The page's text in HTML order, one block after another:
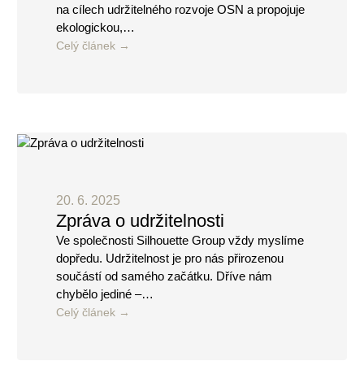
na cílech udržitelného rozvoje OSN a propojuje
ekologickou,…
Celý článek
20. 6. 2025
Zpráva o udržitelnosti
Ve společnosti Silhouette Group vždy myslíme
dopředu. Udržitelnost je pro nás přirozenou
součástí od samého začátku. Dříve nám
chybělo jediné –…
Celý článek